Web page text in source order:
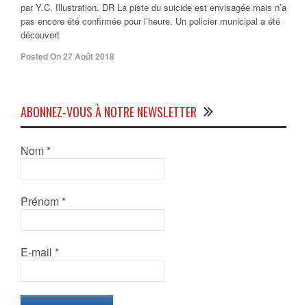
par Y.C. Illustration. DR La piste du suicide est envisagée mais n’a
pas encore été confirmée pour l’heure. Un policier municipal a été
découvert
Posted On 27 Août 2018
ABONNEZ-VOUS À NOTRE NEWSLETTER
Nom *
Prénom *
E-mail *